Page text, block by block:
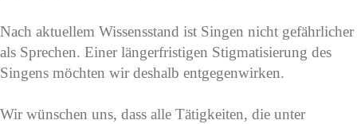
Nach aktuellem Wissensstand ist Singen nicht gefährlicher
als Sprechen. Einer längerfristigen Stigmatisierung des
Singens möchten wir deshalb entgegenwirken.
Wir wünschen uns, dass alle Tätigkeiten, die unter